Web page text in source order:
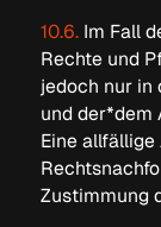
10.6.Im Fall
Rechte und
jedoch nur in
und der*dem
Eine
Zustimmung